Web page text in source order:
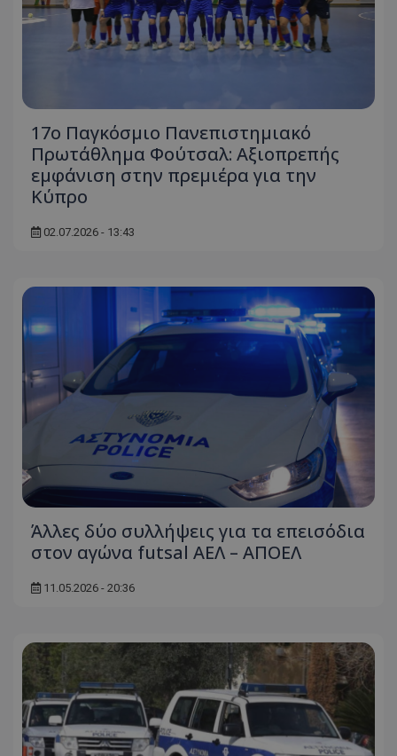
17ο Παγκόσμιο Πανεπιστημιακό
Πρωτάθλημα Φούτσαλ: Αξιοπρεπής
εμφάνιση στην πρεμιέρα για την
Κύπρο
02.07.2026 - 13:43
Άλλες δύο συλλήψεις για τα επεισόδια
στον αγώνα futsal ΑΕΛ – ΑΠΟΕΛ
11.05.2026 - 20:36